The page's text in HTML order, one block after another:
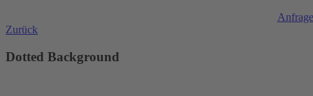
Anfrage
Zurück
Dotted Background